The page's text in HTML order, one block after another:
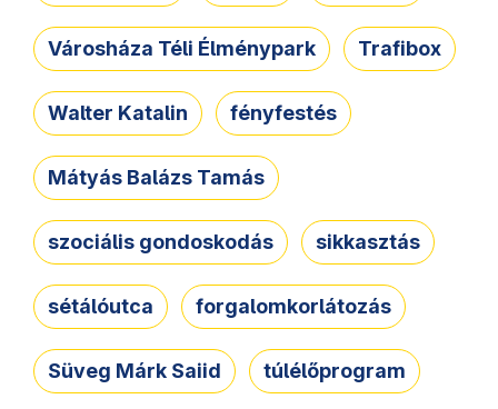
Városháza Téli Élménypark Trafibox
Walter Katalin fényfestés
Mátyás Balázs Tamás
szociális gondoskodás sikkasztás
sétálóutca forgalomkorlátozás
Süveg Márk Saiid túlélőprogram